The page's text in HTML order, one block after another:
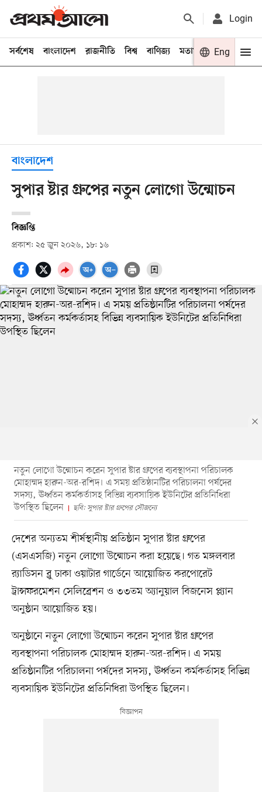
Login
সর্বশেষ বাংলাদেশ রাজনীতি বিশ্ব বাণিজ্য মতামত খেলা
Eng
বাংলাদেশ
সুপার ষ্টার গ্রুপের নতুন লোগো উন্মোচন
বিজ্ঞপ্তি
প্রকাশ: ২৫ জুন ২০২৬, ১৮: ১৬
নতুন লোগো উন্মোচন করেন সুপার ষ্টার গ্রুপের ব্যবস্থাপনা পরিচালক
মোহাম্মদ হারুন-অর-রশিদ। এ সময় প্রতিষ্ঠানটির পরিচালনা পর্ষদের
সদস্য, ঊর্ধ্বতন কর্মকর্তাসহ বিভিন্ন ব্যবসায়িক ইউনিটের প্রতিনিধিরা
উপস্থিত ছিলেন
ছবি: সুপার ষ্টার গ্রুপের সৌজন্যে
দেশের অন্যতম শীর্ষস্থানীয় প্রতিষ্ঠান সুপার ষ্টার গ্রুপের
(এসএসজি) নতুন লোগো উন্মোচন করা হয়েছে। গত মঙ্গলবার
র‍্যাডিসন ব্লু ঢাকা ওয়াটার গার্ডেনে আয়োজিত করপোরেট
ট্রান্সফরমেশন সেলিব্রেশন ও ৩৩তম অ্যানুয়াল বিজনেস প্ল্যান
অনুষ্ঠান আয়োজিত হয়।
অনুষ্ঠানে নতুন লোগো উন্মোচন করেন সুপার ষ্টার গ্রুপের
ব্যবস্থাপনা পরিচালক মোহাম্মদ হারুন-অর-রশিদ। এ সময়
প্রতিষ্ঠানটির পরিচালনা পর্ষদের সদস্য, ঊর্ধ্বতন কর্মকর্তাসহ বিভিন্ন
ব্যবসায়িক ইউনিটের প্রতিনিধিরা উপস্থিত ছিলেন।